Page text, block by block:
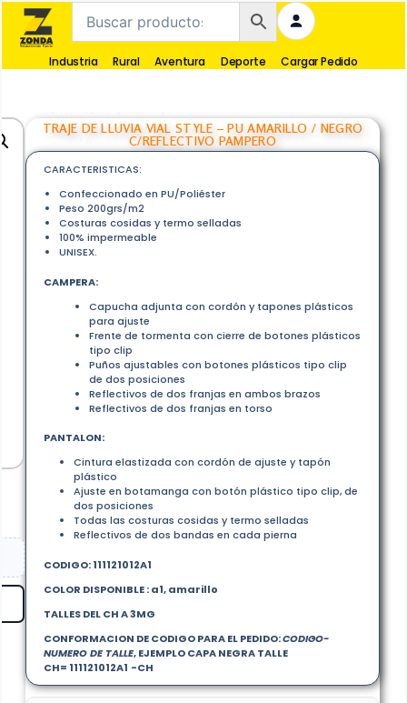
Industria Rural Aventura Deporte Cargar Pedido
TRAJE DE LLUVIA VIAL STYLE – PU AMARILLO / NEGRO
C/REFLECTIVO PAMPERO
CARACTERISTICAS:
Confeccionado en PU/Poliéster
Peso 200grs/m2
Costuras cosidas y termo selladas
100% impermeable
UNISEX.
CAMPERA:
Capucha adjunta con cordón y tapones plásticos
para ajuste
Frente de tormenta con cierre de botones plásticos
tipo clip
Puños ajustables con botones plásticos tipo clip
de dos posiciones
Reflectivos de dos franjas en ambos brazos
Reflectivos de dos franjas en torso
PANTALON:
Cintura elastizada con cordón de ajuste y tapón
plástico
Ajuste en botamanga con botón plástico tipo clip, de
dos posiciones
Todas las costuras cosidas y termo selladas
Reflectivos de dos bandas en cada pierna
CODIGO:111121012A1
COLOR DISPONIBLE : a1, amarillo
TALLES DEL CH A 3MG
CONFORMACION DE CODIGO PARA EL PEDIDO:CODIGO-
NUMERO DE TALLE, EJEMPLO CAPA NEGRA TALLE
CH= 111121012A1 -CH